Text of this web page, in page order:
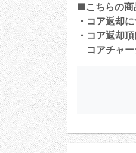
■こちらの商
・コア返却
・コア返却
コアチャー